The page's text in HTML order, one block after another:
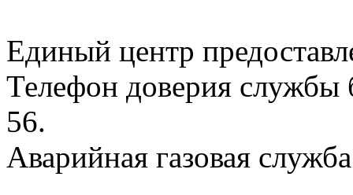
Единый центр
Телефон доверия службы
56.
Аварийная газовая